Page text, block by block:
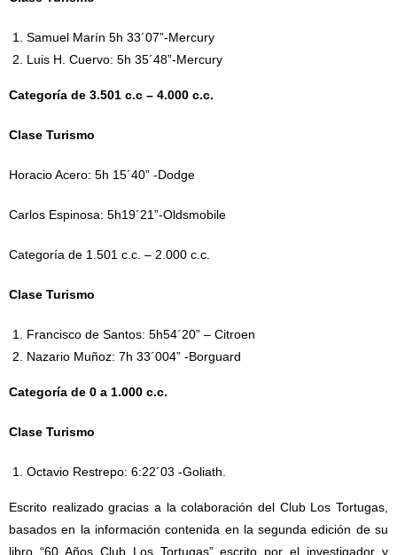
Samuel Marín 5h 33´07”-Mercury
Luis H. Cuervo: 5h 35´48”-Mercury
Categoría de 3.501 c.c – 4.000 c.c.
Clase Turismo
Horacio Acero: 5h 15´40” -Dodge
Carlos Espinosa: 5h19´21”-Oldsmobile
Categoría de 1.501 c.c. – 2.000 c.c.
Clase Turismo
Francisco de Santos: 5h54´20” – Citroen
Nazario Muñoz: 7h 33´004” -Borguard
Categoría de 0 a 1.000 c.c.
Clase Turismo
Octavio Restrepo: 6:22´03 -Goliath.
Escrito realizado gracias a la colaboración del Club Los Tortugas,
basados en la información contenida en la segunda edición de su
libro “60 Años Club Los Tortugas” escrito por el investigador y